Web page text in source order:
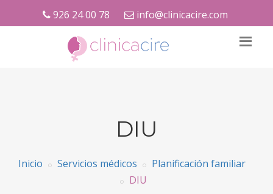
926 24 00 78 info@clinicacire.com
DIU
Inicio Servicios médicos
Planificación familiar
DIU